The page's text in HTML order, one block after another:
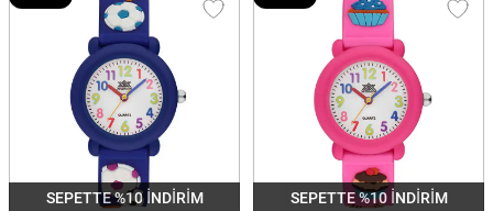
SEPETTE %10 İNDİRİM SEPETTE %10 İNDİRİM